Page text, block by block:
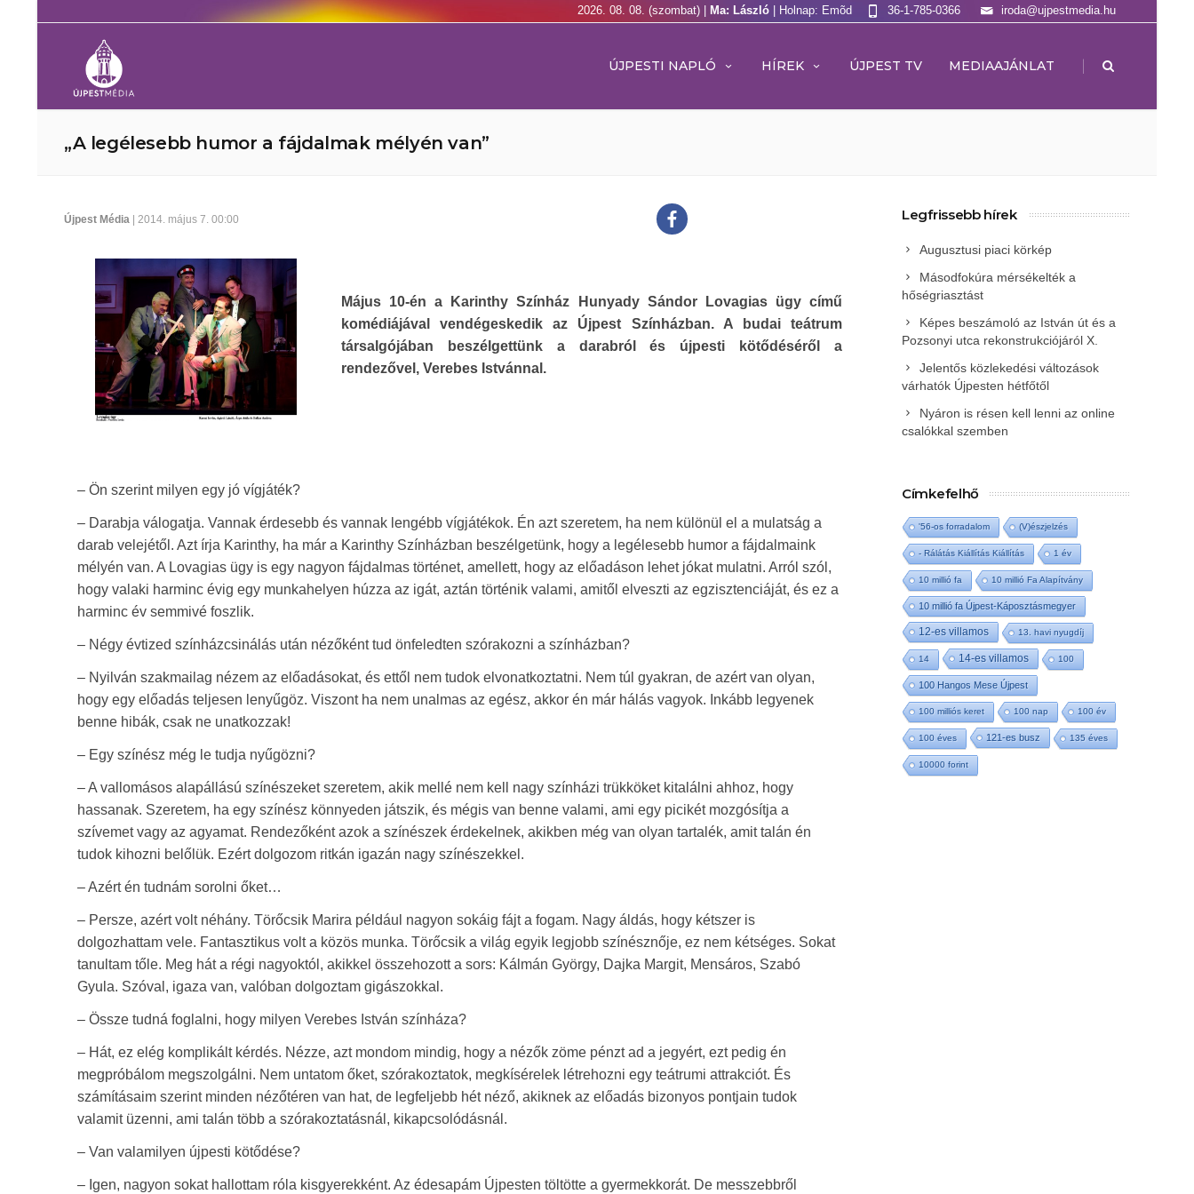
2026. 08. 08. (szombat) | Ma: László | Holnap: Emõd iroda@ujpestmedia.hu
36-1-785-0366
ÚJPESTI NAPLÓ HÍREK ÚJPEST TV MEDIAAJÁNLAT |
„A legélesebb humor a fájdalmak mélyén van”
Újpest Média | 2014. május 7. 00:00
Május 10-én a Karinthy Színház Hunyady Sándor Lovagias ügy című
komédiájával vendégeskedik az Újpest Színházban. A budai teátrum
társalgójában beszélgettünk a darabról és újpesti kötődéséről a
rendezővel, Verebes Istvánnal.
– Ön szerint milyen egy jó vígjáték?
– Darabja válogatja. Vannak érdesebb és vannak lengébb vígjátékok. Én azt szeretem, ha nem különül el a mulatság a
darab velejétől. Azt írja Karinthy, ha már a Karinthy Színházban beszélgetünk, hogy a legélesebb humor a fájdalmaink
mélyén van. A Lovagias ügy is egy nagyon fájdalmas történet, amellett, hogy az előadáson lehet jókat mulatni. Arról szól,
hogy valaki harminc évig egy munkahelyen húzza az igát, aztán történik valami, amitől elveszti az egzisztenciáját, és ez a
harminc év semmivé foszlik.
– Négy évtized színházcsinálás után nézőként tud önfeledten szórakozni a színházban?
– Nyilván szakmailag nézem az előadásokat, és ettől nem tudok elvonatkoztatni. Nem túl gyakran, de azért van olyan,
hogy egy előadás teljesen lenyűgöz. Viszont ha nem unalmas az egész, akkor én már hálás vagyok. Inkább legyenek
benne hibák, csak ne unatkozzak!
– Egy színész még le tudja nyűgözni?
– A vallomásos alapállású színészeket szeretem, akik mellé nem kell nagy színházi trükköket kitalálni ahhoz, hogy
hassanak. Szeretem, ha egy színész könnyeden játszik, és mégis van benne valami, ami egy picikét mozgósítja a
szívemet vagy az agyamat. Rendezőként azok a színészek érdekelnek, akikben még van olyan tartalék, amit talán én
tudok kihozni belőlük. Ezért dolgozom ritkán igazán nagy színészekkel.
– Azért én tudnám sorolni őket…
– Persze, azért volt néhány. Törőcsik Marira például nagyon sokáig fájt a fogam. Nagy áldás, hogy kétszer is
dolgozhattam vele. Fantasztikus volt a közös munka. Törőcsik a világ egyik legjobb színésznője, ez nem kétséges. Sokat
tanultam tőle. Meg hát a régi nagyoktól, akikkel összehozott a sors: Kálmán György, Dajka Margit, Mensáros, Szabó
Gyula. Szóval, igaza van, valóban dolgoztam gigászokkal.
– Össze tudná foglalni, hogy milyen Verebes István színháza?
– Hát, ez elég komplikált kérdés. Nézze, azt mondom mindig, hogy a nézők zöme pénzt ad a jegyért, ezt pedig én
megpróbálom megszolgálni. Nem untatom őket, szórakoztatok, megkísérelek létrehozni egy teátrumi attrakciót. És
számításaim szerint minden nézőtéren van hat, de legfeljebb hét néző, akiknek az előadás bizonyos pontjain tudok
valamit üzenni, ami talán több a szórakoztatásnál, kikapcsolódásnál.
– Van valamilyen újpesti kötődése?
– Igen, nagyon sokat hallottam róla kisgyerekként. Az édesapám Újpesten töltötte a gyermekkorát. De messzebbről
Legfrissebb hírek
Augusztusi piaci körkép
Másodfokúra mérsékelték a
hőségriasztást
Képes beszámoló az István út és a
Pozsonyi utca rekonstrukciójáról X.
Jelentős közlekedési változások
várhatók Újpesten hétfőtől
Nyáron is résen kell lenni az online
csalókkal szemben
Címkefelhő
'56-os forradalom (V)észjelzés
- Rálátás Kiállítás Kiállítás 1 év
10 millió fa 10 millió Fa Alapítvány
10 millió fa Újpest-Káposztásmegyer
12-es villamos 13. havi nyugdíj
14 14-es villamos 100
100 Hangos Mese Újpest
100 milliós keret 100 nap 100 év
100 éves 121-es busz 135 éves
10000 forint